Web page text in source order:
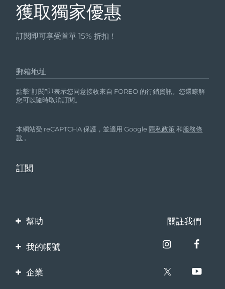
獲取獨家優惠
訂閱即可享受首單 15% 折扣！
郵箱地址
點擊“訂閱”即表示您同意接收來自 FOREO 的行銷資訊。您還瞭解
您可以隨時取消訂閱。
本網站受 reCAPTCHA 保護，並適用 Google隱私政策 和服務條
款 。
幫助
聯繫我們
保修與退換貨
關註我們
我的帳號
產品註冊
企業